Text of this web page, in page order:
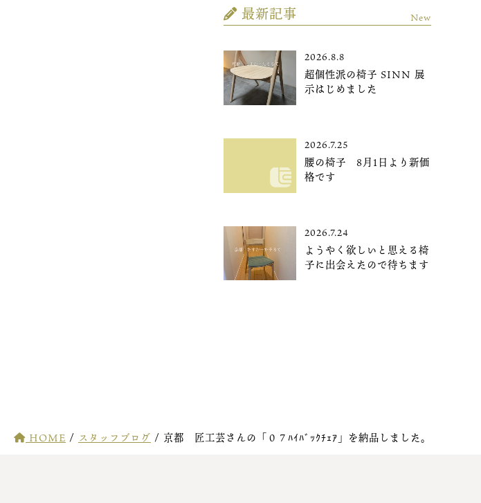
最新記事 New
2026.8.8
超個性派の椅子 SINN 展
示はじめました
2026.7.25
腰の椅子 8月1日より新価
格です
2026.7.24
ようやく欲しいと思える椅
子に出会えたので待ちます
HOME / スタッフブログ / 京都 匠工芸さんの「０７ﾊｲﾊﾞｯｸﾁｪｱ」を納品しました。